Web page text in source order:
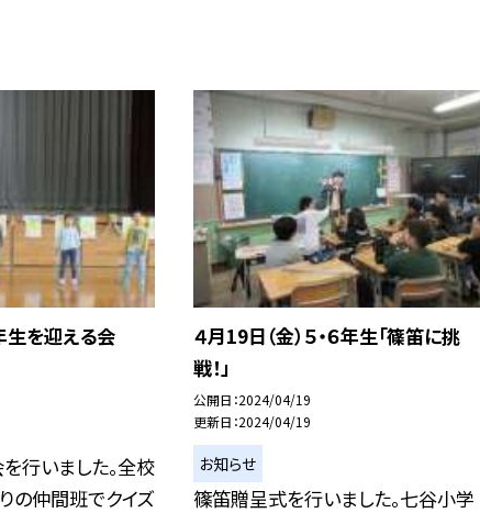
生を迎える会
行いました。全校
の仲間班でクイズ
４月19日（金）５・６年生「篠笛に挑
戦！」
公開日 2024/04/19
更新日 2024/04/19
お知らせ
篠笛贈呈式を行いました。七谷小学